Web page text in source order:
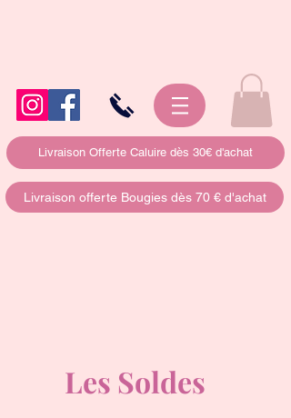
Livraison Offerte Caluire dès 30€ d'achat
Livraison offerte Bougies dès 70 € d'achat
Les Soldes